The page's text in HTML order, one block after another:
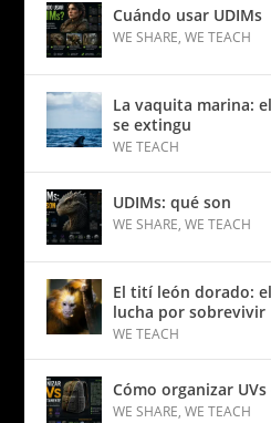
Cuándo usar UDIMs
WE SHARE,WE TEACH
La vaquita marina:
se extingu
WE TEACH
UDIMs: qué son
WE SHARE,WE TEACH
El tití león dorado:
lucha por sobrevivir
WE TEACH
Cómo organizar
WE SHARE,WE TEACH